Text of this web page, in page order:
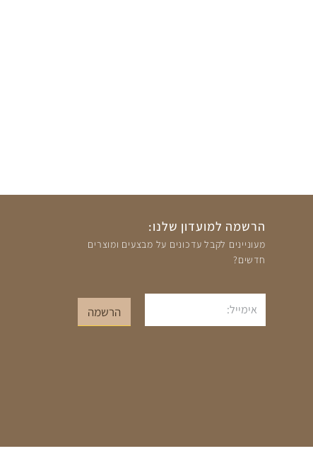
הרשמה למועדון שלנו:
מעוניינים לקבל עדכונים על מבצעים ומוצרים
חדשים?
אימייל
הרשמה